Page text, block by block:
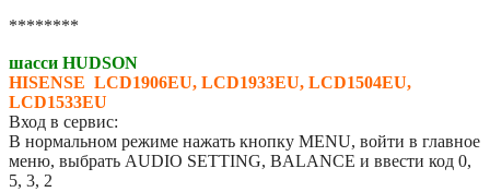
********
шасси HUDSON
HISENSE LCD1906EU, LCD1933EU, LCD1504EU,
LCD1533EU
Вход в сервис:
В нормальном режиме нажать кнопку MENU, войти в главное
меню, выбрать AUDIO SETTING, BALANCE и ввести код 0,
5, 3, 2